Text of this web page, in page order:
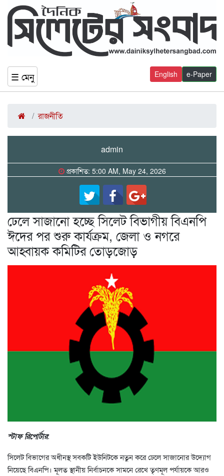
☰ মেনু e-Paper
English
রাজনীতি
admin
প্রকাশিত: 5:00 AM, May 24, 2026
ঢেলে সাজানো হচ্ছে সিলেট বিভাগীয় বিএনপি
ঈদের পর শুরু কার্যক্রম, জেলা ও নগরে
আহ্বায়ক কমিটির তোড়জোড়
স্টাফ রিপোর্টার:
সিলেট বিভাগের অধীনস্থ সবকটি ইউনিটকে নতুন করে ঢেলে সাজানোর উদ্যোগ
নিয়েছে বিএনপি। মূলত স্থানীয় নির্বাচনকে সামনে রেখে তৃণমূল পর্যায়কে আরও